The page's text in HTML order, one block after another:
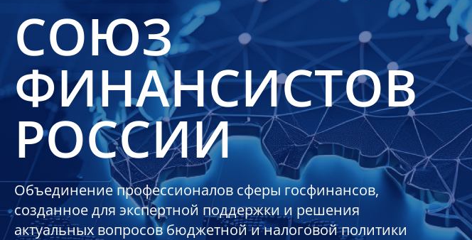
СОЮЗ
ФИНАНСИСТОВ
РОССИИ
Объединение профессионалов сферы госфинансов,
созданное для экспертной поддержки и решения
актуальных вопросов бюджетной и налоговой политики